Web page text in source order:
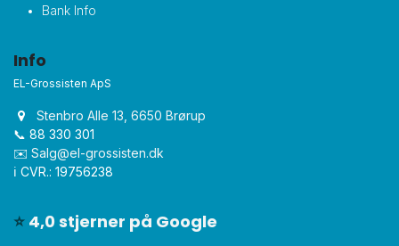
Bank Info
Info
EL-Grossisten ApS
Stenbro Alle 13, 6650 Brørup
📞 88 330 301
✉️ Salg@el-grossisten.dk​
ℹ️ CVR.: 19756238
⭐ 4,0 stjerner på Google